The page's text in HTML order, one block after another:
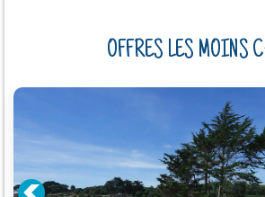
OFFRES LES MOINS